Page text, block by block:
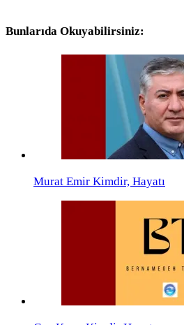
Bunlarıda Okuyabilirsiniz:
Murat Emir Kimdir, Hayatı